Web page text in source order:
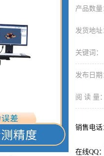
产品数量
发货地址
关键词：
发布日期
阅 读 量：
销售电话
在线QQ：